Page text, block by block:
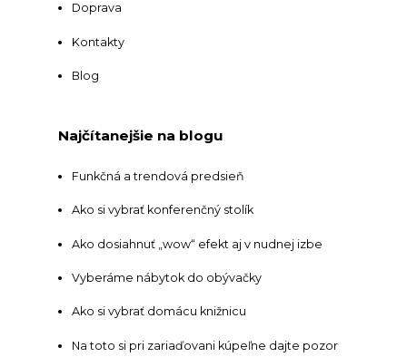
Doprava
Kontakty
Blog
Najčítanejšie na blogu
Funkčná a trendová predsieň
Ako si vybrať konferenčný stolík
Ako dosiahnuť „wow“ efekt aj v nudnej izbe
Vyberáme nábytok do obývačky
Ako si vybrať domácu knižnicu
Na toto si pri zariaďovani kúpeľne dajte pozor